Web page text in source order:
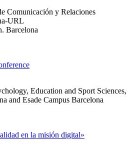
Comunicación y Relaciones
URL
Barcelona
Education and Sport Sciences,
and Esade Campus Barcelona
en la misión digital»